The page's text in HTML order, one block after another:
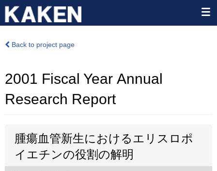
Back to project page
2001 Fiscal Year Annual
Research Report
腫瘍血管新生におけるエリスロポ
イエチンの役割の解明